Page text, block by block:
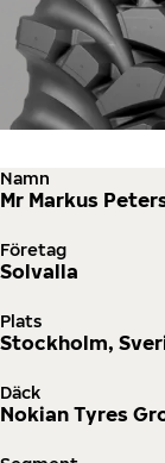
Namn
Mr Markus
Företag
Solvalla
Plats
Stockholm,
Däck
Nokian Tyres